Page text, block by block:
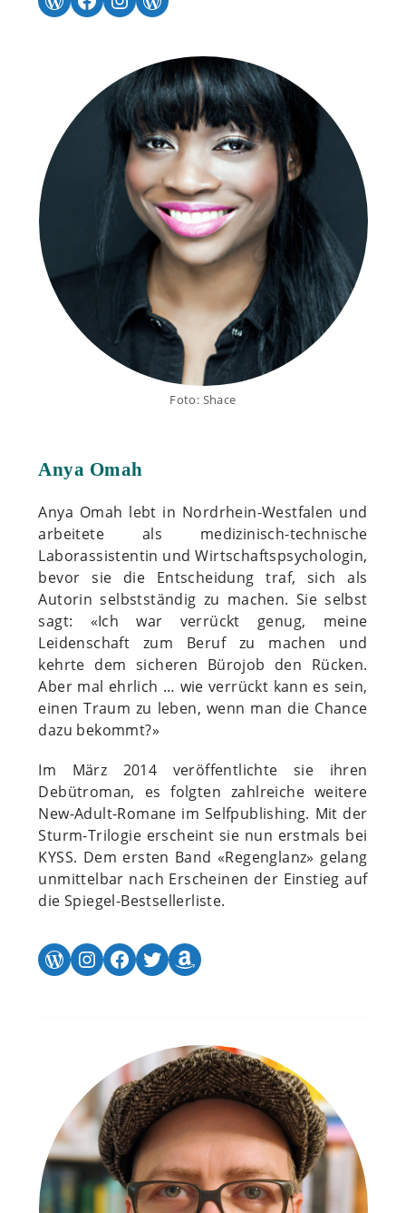
Foto: Shace
Anya Omah
Anya Omah lebt in Nordrhein-Westfalen und
arbeitete als medizinisch-technische
Laborassistentin und Wirtschaftspsychologin,
bevor sie die Entscheidung traf, sich als
Autorin selbstständig zu machen. Sie selbst
sagt: «Ich war verrückt genug, meine
Leidenschaft zum Beruf zu machen und
kehrte dem sicheren Bürojob den Rücken.
Aber mal ehrlich … wie verrückt kann es sein,
einen Traum zu leben, wenn man die Chance
dazu bekommt?»
Im März 2014 veröffentlichte sie ihren
Debütroman, es folgten zahlreiche weitere
New-Adult-Romane im Selfpublishing. Mit der
Sturm-Trilogie erscheint sie nun erstmals bei
KYSS. Dem ersten Band «Regenglanz» gelang
unmittelbar nach Erscheinen der Einstieg auf
die Spiegel-Bestsellerliste.
WordPress Instagram Facebook Twitter Amazon